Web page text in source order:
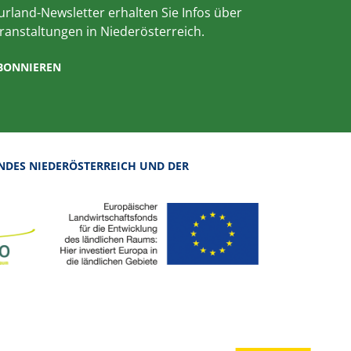
Newsletter erhalten Sie Infos über
in Niederösterreich.
NIEDERÖSTERREICH UND DER